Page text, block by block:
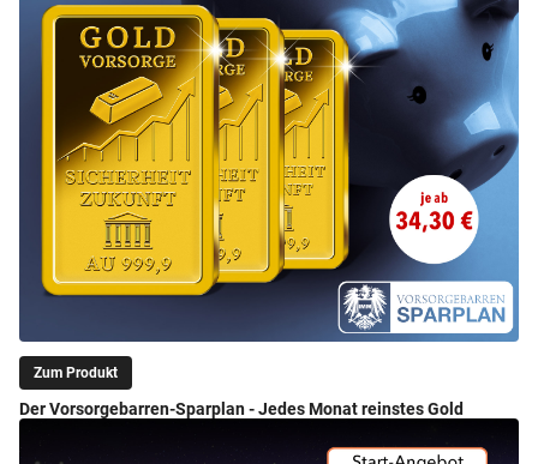
Zum Produkt
Der Vorsorgebarren-Sparplan - Jedes Monat reinstes Gold